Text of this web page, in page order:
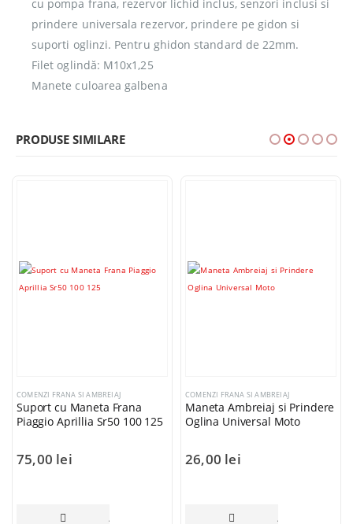
cu pompa frana, rezervor lichid inclus, senzori inclusi si
prindere universala rezervor, prindere pe gidon si
suporti oglinzi. Pentru ghidon standard de 22mm.
Filet oglindă: M10x1,25
Manete culoarea galbena
PRODUSE SIMILARE
COMENZI FRANA SI AMBREIAJ
Suport cu Maneta Frana
Piaggio Aprillia Sr50 100 125
75,00 lei
ADAUGĂ ÎN COȘ
COMENZI FRANA SI AMBREIAJ
Maneta Ambreiaj si Prindere
Oglina Universal Moto
26,00 lei
ADAUGĂ ÎN COȘ